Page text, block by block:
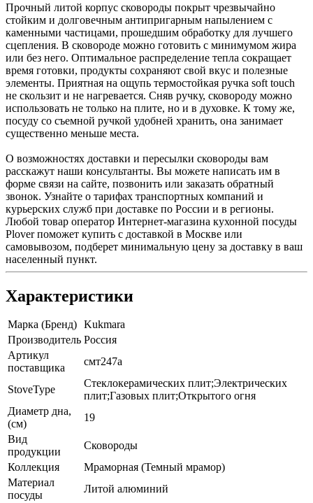
Прочный литой корпус сковороды покрыт чрезвычайно
стойким и долговечным антипригарным напылением с
каменными частицами, прошедшим обработку для лучшего
сцепления. В сковороде можно готовить с минимумом жира
или без него. Оптимальное распределение тепла сокращает
время готовки, продукты сохраняют свой вкус и полезные
элементы. Приятная на ощупь термостойкая ручка soft touch
не скользит и не нагревается. Сняв ручку, сковороду можно
использовать не только на плите, но и в духовке. К тому же,
посуду со съемной ручкой удобней хранить, она занимает
существенно меньше места.
О возможностях доставки и пересылки сковороды вам
расскажут наши консультанты. Вы можете написать им в
форме связи на сайте, позвонить или заказать обратный
звонок. Узнайте о тарифах транспортных компаний и
курьерских служб при доставке по России и в регионы.
Любой товар оператор Интернет-магазина кухонной посуды
Plover поможет купить с доставкой в Москве или
самовывозом, подберет минимальную цену за доставку в ваш
населенный пункт.
Характеристики
Марка (Бренд) Kukmara
Производитель Россия
Артикул
поставщика
смт247а
StoveType
Стеклокерамических плит;Электрических
плит;Газовых плит;Открытого огня
Диаметр дна,
(см)
19
Вид
продукции
Сковороды
Коллекция
Мраморная (Темный мрамор)
Материал
посуды
Литой алюминий